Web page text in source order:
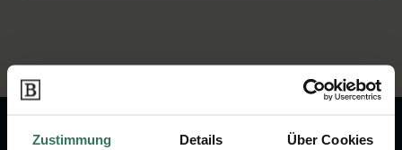
Zustimmung Details Über Cookies